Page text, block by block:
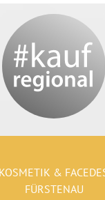
&
FÜRSTENAU